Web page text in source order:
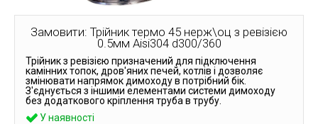
Замовити: Трійник термо 45 нерж\оц з ревізією
0.5мм Aisi304 d300/360
Трійник з ревізією призначений для підключення
камінних топок, дров'яних печей, котлів і дозволяє
змінювати напрямок димоходу в потрібний бік.
З'єднується з іншими елементами системи димоходу
без додаткового кріплення труба в трубу.
У наявності